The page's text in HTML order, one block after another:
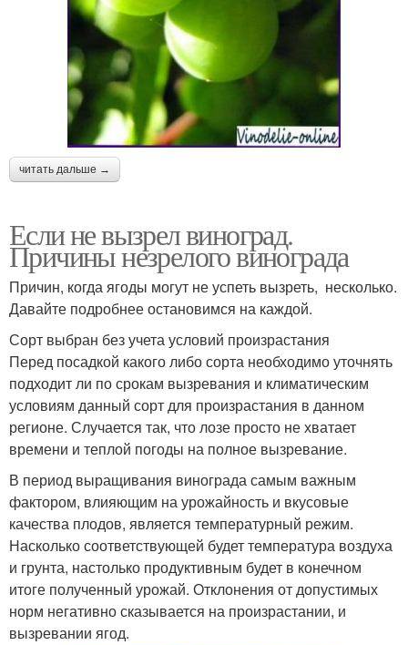
читать дальше →
Если не вызрел виноград.
Причины незрелого винограда
Причин, когда ягоды могут не успеть вызреть, несколько.
Давайте подробнее остановимся на каждой.
Сорт выбран без учета условий произрастания
Перед посадкой какого либо сорта необходимо уточнять
подходит ли по срокам вызревания и климатическим
условиям данный сорт для произрастания в данном
регионе. Случается так, что лозе просто не хватает
времени и теплой погоды на полное вызревание.
В период выращивания винограда самым важным
фактором, влияющим на урожайность и вкусовые
качества плодов, является температурный режим.
Насколько соответствующей будет температура воздуха
и грунта, настолько продуктивным будет в конечном
итоге полученный урожай. Отклонения от допустимых
норм негативно сказывается на произрастании, и
вызревании ягод.